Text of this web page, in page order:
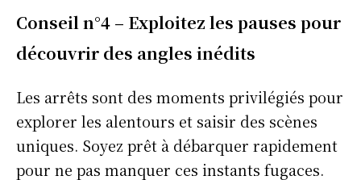
Conseil n°4 – Exploitez les pauses pour
découvrir des angles inédits
Les arrêts sont des moments privilégiés pour
explorer les alentours et saisir des scènes
uniques. Soyez prêt à débarquer rapidement
pour ne pas manquer ces instants fugaces.